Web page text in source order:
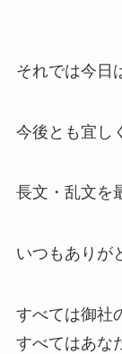
それでは今日
今後とも宜し
長文・乱文を
いつもありが
すべては御社
すべてはあな